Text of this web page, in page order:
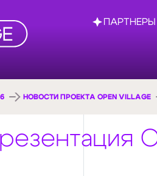
ПАРТНЕРЫ
НОВОСТИ ПРОЕКТА OPEN VILLAGE